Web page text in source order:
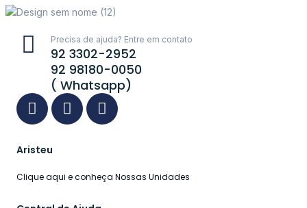
Precisa de ajuda? Entre em contato
92 3302-2952
92 98180-0050
( Whatsapp)
Aristeu
Clique aqui e conheça Nossas Unidades